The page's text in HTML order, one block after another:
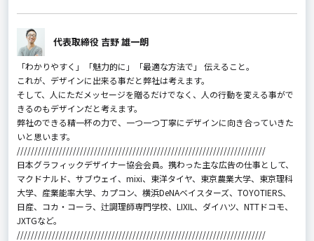
代表取締役 吉野 雄一朗
「わかりやすく」「魅力的に」「最適な方法で」 伝えること。
これが、デザインに出来る事だと弊社は考えます。
そして、人にただメッセージを贈るだけでなく、人の行動を変える事がで
きるのもデザインだと考えます。
弊社のできる精一杯の力で、一つ一つ丁寧にデザインに向き合っていきた
いと思います。
///////////////////////////////////////////////////////////////////////
日本グラフィックデザイナー協会会員。携わった主な広告の仕事として、
マクドナルド、サブウェイ、mixi、東洋タイヤ、東京農業大学、東京理科
大学、産業能率大学、カプコン、横浜DeNAベイスターズ、TOYOTIERS、
日産、コカ・コーラ、辻調理師専門学校、LIXIL、ダイハツ、NTTドコモ、
JXTGなど。
///////////////////////////////////////////////////////////////////////